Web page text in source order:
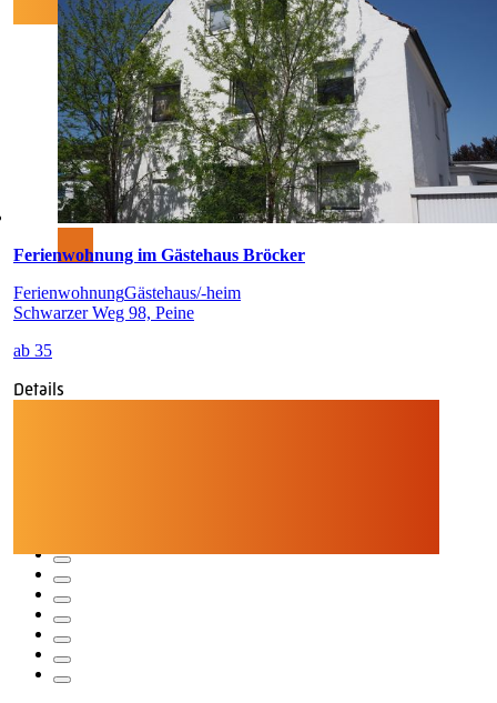
Ferienwohnung im Gästehaus Bröcker
FerienwohnungGästehaus/-heim
Schwarzer Weg 98, Peine
ab 35
Details